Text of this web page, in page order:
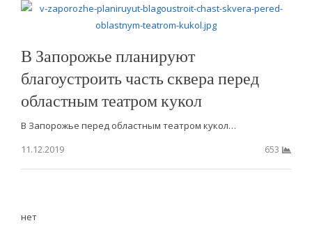
В Запорожье планируют
благоустроить часть сквера перед
областным театром кукол
В Запорожье перед областным театром кукол…
11.12.2019
653
нет